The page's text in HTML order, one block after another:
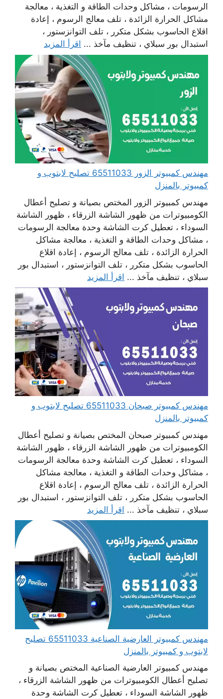
الرسومات ، مشاكل وحدات الطاقة و التغذية ، معالجة
مشاكل الحرارة الزائدة ، تلف معالج الرسوم ، إعادة
اقلاع الحاسوب بشكل متكرر ، تلف التوانزستور ،
استبدال بور سبلاي ، تنظيف مآخذ ... اقرأ المزيد
مهندس كمبيوتر الزور 65511033 تصليح لابتوب و
كمبيوتر بالمنزل
مهندس كمبيوتر الزور المختص بصيانة و تصليح أعطال
الكومبيوترات من ظهور الشاشة الزرقاء ، ظهور الشاشة
السوداء ، تعطيل كرت الشاشة وحدة معالجة الرسومات
، مشاكل وحدات الطاقة و التغذية ، معالجة مشاكل
الحرارة الزائدة ، تلف معالج الرسوم ، إعادة اقلاع
الحاسوب بشكل متكرر ، تلف التوانزستور ، استبدال بور
سبلاي ، تنظيف مآخذ ... اقرأ المزيد
مهندس كمبيوتر صبحان 65511033 تصليح لابتوب و
كمبيوتر بالمنزل
مهندس كمبيوتر صبحان المختص بصيانة و تصليح أعطال
الكومبيوترات من ظهور الشاشة الزرقاء ، ظهور الشاشة
السوداء ، تعطيل كرت الشاشة وحدة معالجة الرسومات
، مشاكل وحدات الطاقة و التغذية ، معالجة مشاكل
الحرارة الزائدة ، تلف معالج الرسوم ، إعادة اقلاع
الحاسوب بشكل متكرر ، تلف التوانزستور ، استبدال بور
سبلاي ، تنظيف مآخذ ... اقرأ المزيد
مهندس كمبيوتر العارضية الصناعية 65511033 تصليح
لابتوب و كمبيوتر بالمنزل
مهندس كمبيوتر العارضية الصناعية المختص بصيانة و
تصليح أعطال الكومبيوترات من ظهور الشاشة الزرقاء ،
ظهور الشاشة السوداء ، تعطيل كرت الشاشة وحدة